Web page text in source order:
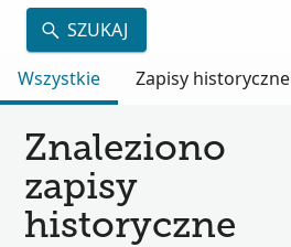
SZUKAJ
Wszystkie
Zapisy historyczne
Znaleziono
zapisy
historyczne